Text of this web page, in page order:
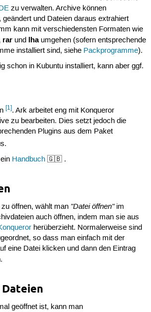
zu verwalten. Archive können
und Dateien daraus extrahiert
kann mit verschiedensten Formaten wie
rarund lhaumgehen (sofern entsprechende
installiert sind, siehe Packprogramme).
schon in Kubuntu installiert, kann aber ggf.
[1]. Ark arbeitet eng mit Konqueror
zu bearbeiten. Dies setzt jedoch die
Plugins aus dem Paket
Handbuch🇬🇧 .
öffnen, wählt man "Datei öffnen"im
auch öffnen, indem man sie aus
herüberzieht. Normalerweise sind
so dass man einfach mit der
eine Datei klicken und dann den Eintrag
geöffnet ist, kann man